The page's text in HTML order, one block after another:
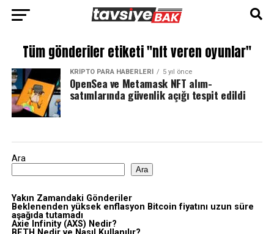
Tüm gönderiler etiketi "nft veren oyunlar"
KRIPTO PARA HABERLERI 5 yıl önce
OpenSea ve Metamask NFT alım-
satımlarında güvenlik açığı tespit edildi
Ara
Ara
Yakın Zamandaki Gönderiler
Beklenenden yüksek enflasyon Bitcoin fiyatını uzun süre
aşağıda tutamadı
Axie Infinity (AXS) Nedir?